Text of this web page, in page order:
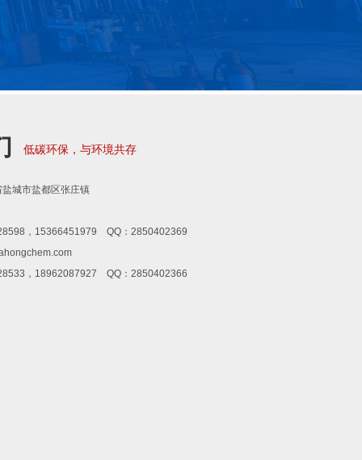
低碳环保，与环境共存
城市盐都区张庄镇
，15366451979 QQ：2850402369
，18962087927 QQ：2850402366